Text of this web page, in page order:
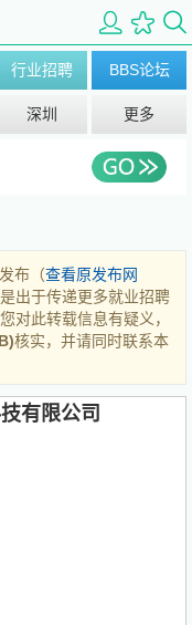
行业招聘 BBS论坛
深圳 更多
布（查看原发布网
出于传递更多就业招聘
对此转载信息有疑义，
核实，并请同时联系本
有限公司